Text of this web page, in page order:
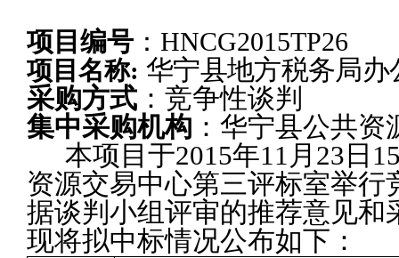
项目编号 ： HNCG2015TP26
项目名称: 华宁县地方税务局
采购方式 ：竞争性谈判
集中采购机构 ：华宁县公共资
本项目于2015年11 月 23 日
资源交易中心第三评标室举行
据谈判小组评审的推荐意见和
现将拟中标情况公布如下：